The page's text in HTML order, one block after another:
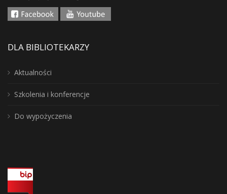
DLA BIBLIOTEKARZY
Aktualności
Szkolenia i konferencje
Do wypożyczenia